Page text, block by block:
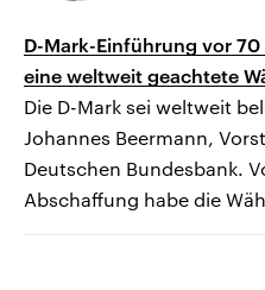
D-Mark-Einführung vor 70
eine weltweit geachtete
Die D-Mark sei weltweit
Johannes Beermann,
Deutschen Bundesbank.
Abschaffung habe die